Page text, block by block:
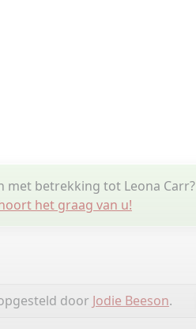
met betrekking tot Leona Carr?
het graag van u!
door Jodie Beeson.